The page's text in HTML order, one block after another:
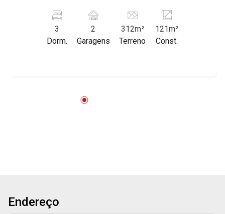
características deste imóvel que a Martinelli
Imobiliária selecionou para você: - 312m² de
área terreno e 121m² de área construída - 2 WC
locação de casas e terrenos residenciais e
Sul, Jardim Nova Aliança, Boulevard,
Higienópolis, Sumaré, Jardim América, Alto do
3
Dorm.
2
Garagens
312m²
Terreno
121m²
Const.
Endereço